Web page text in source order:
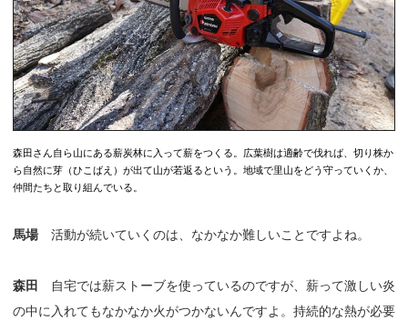
森田さん自ら山にある薪炭林に入って薪をつくる。広葉樹は適齢で伐れば、切り株か
ら自然に芽（ひこばえ）が出て山が若返るという。地域で里山をどう守っていくか、
仲間たちと取り組んでいる。
馬場活動が続いていくのは、なかなか難しいことですよね。
森田
自宅では薪ストーブを使っているのですが、薪って激しい炎
の中に入れてもなかなか火がつかないんですよ。持続的な熱が必要